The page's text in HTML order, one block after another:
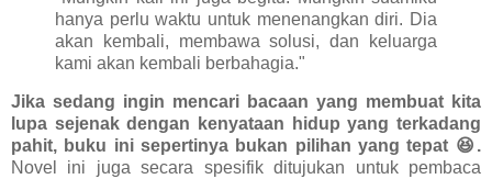
hanya perlu waktu untuk menenangkan diri. Dia
akan kembali, membawa solusi, dan keluarga
kami akan kembali berbahagia."
Jika sedang ingin mencari bacaan yang membuat kita
lupa sejenak dengan kenyataan hidup yang terkadang
pahit, buku ini sepertinya bukan pilihan yang tepat 😆.
Novel ini juga secara spesifik ditujukan untuk pembaca